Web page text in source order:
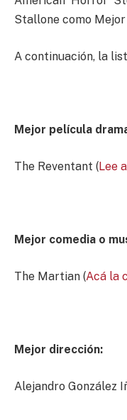
Stallone como
A continuación, la
Mejor película
The Reventant (Lee
Mejor comedia o
The Martian (Acá la
Mejor dirección:
Alejandro González